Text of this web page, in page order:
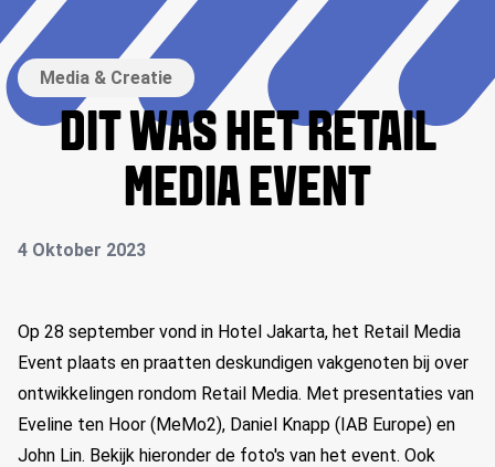
Media & Creatie
DIT WAS HET RETAIL
MEDIA EVENT
4 Oktober 2023
Op 28 september vond in Hotel Jakarta, het Retail Media
Event plaats en praatten deskundigen vakgenoten bij over
ontwikkelingen rondom Retail Media. Met presentaties van
Eveline ten Hoor (MeMo2), Daniel Knapp (IAB Europe) en
John Lin. Bekijk hieronder de foto's van het event. Ook